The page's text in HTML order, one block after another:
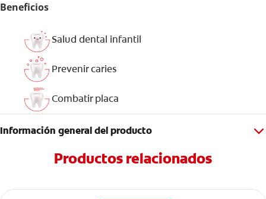
Beneficios
Salud dental infantil
Prevenir caries
Combatir placa
Información general del producto
Productos relacionados